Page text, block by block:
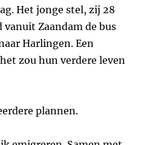
Het jonge stel, zij 28
vanuit Zaandam de bus
Harlingen. Een
zou hun verdere leven
plannen.